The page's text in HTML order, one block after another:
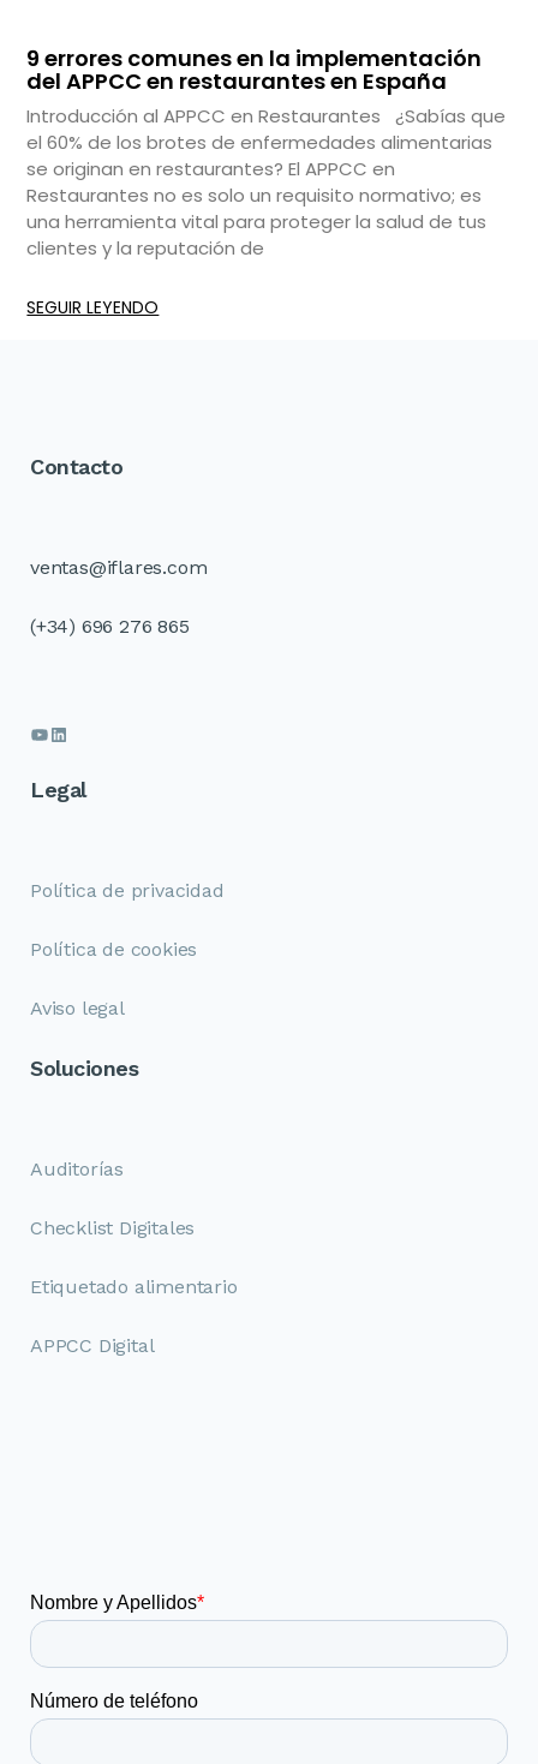
9 errores comunes en la implementación
del APPCC en restaurantes en España
Introducción al APPCC en Restaurantes ¿Sabías que
el 60% de los brotes de enfermedades alimentarias
se originan en restaurantes? El APPCC en
Restaurantes no es solo un requisito normativo; es
una herramienta vital para proteger la salud de tus
clientes y la reputación de
SEGUIR LEYENDO
Contacto
ventas@iflares.com
(+34) 696 276 865
Legal
Política de privacidad
Política de cookies
Aviso legal
Soluciones
Auditorías
Checklist Digitales
Etiquetado alimentario
APPCC Digital